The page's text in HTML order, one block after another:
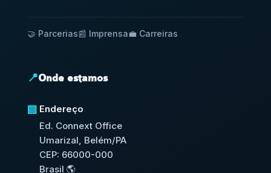
🤝 Parcerias📰 Imprensa💼 Carreiras
📍Onde estamos
🏢 Endereço
Ed. Connext Office
Umarizal, Belém/PA
CEP: 66000-000
Brasil 🌎